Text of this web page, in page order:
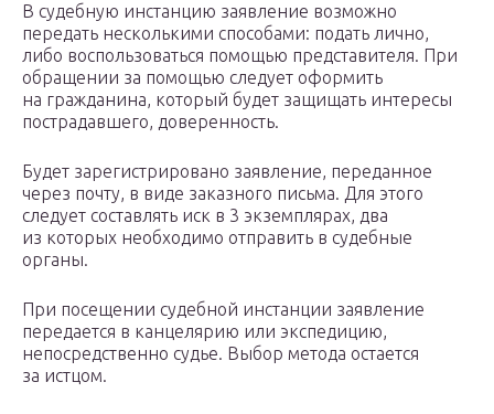
В судебную инстанцию заявление возможно
передать несколькими способами: подать лично,
либо воспользоваться помощью представителя. При
обращении за помощью следует оформить
на гражданина, который будет защищать интересы
пострадавшего, доверенность.
Будет зарегистрировано заявление, переданное
через почту, в виде заказного письма. Для этого
следует составлять иск в 3 экземплярах, два
из которых необходимо отправить в судебные
органы.
При посещении судебной инстанции заявление
передается в канцелярию или экспедицию,
непосредственно судье. Выбор метода остается
за истцом.